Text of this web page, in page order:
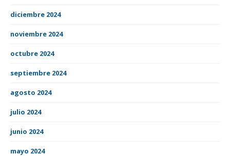
diciembre 2024
noviembre 2024
octubre 2024
septiembre 2024
agosto 2024
julio 2024
junio 2024
mayo 2024